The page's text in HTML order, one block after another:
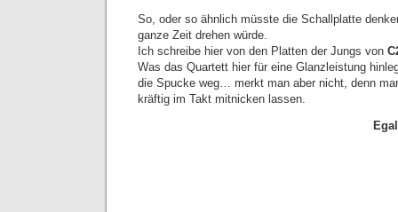
So, oder so ähnlich müsste die Schallplatte
ganze Zeit drehen würde.
Ich schreibe hier von den Platten der Jungs von
Was das Quartett hier für eine Glanzleistung
die Spucke weg… merkt man aber nicht, denn
kräftig im Takt mitnicken lassen.